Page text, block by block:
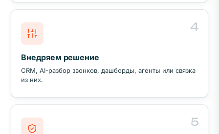
4
Внедряем решение
CRM, AI-разбор звонков, дашборды, агенты или связка
из них.
5